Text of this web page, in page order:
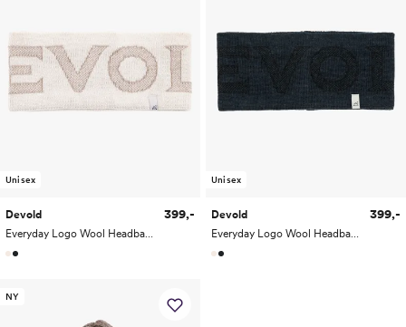
Unisex
Devold
Everyday Logo Wool Headband
399,-
Unisex
Devold
Everyday Logo Wool Headband
399,-
NY